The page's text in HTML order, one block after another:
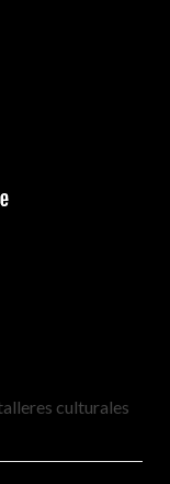
culturales